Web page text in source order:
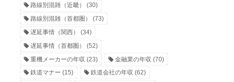
路線別混雑（近畿）
(30)
路線別混雑（首都圏）
(73)
遅延事情（関西）
(34)
遅延事情（首都圏）
(52)
重機メーカーの年収 (23) 金融業の年収 (70)
鉄道マナー (15) 鉄道会社の年収 (62)